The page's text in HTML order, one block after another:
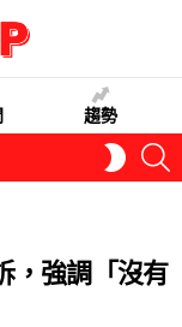
趨勢
SKIN
，強調「沒有